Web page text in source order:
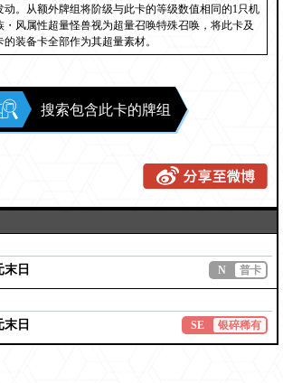
动。从额外牌组将阶级与此卡的等级数值相同的1只机
・风属性超量怪兽视为超量召唤特殊召唤，将此卡及
的装备卡全部作为其超量素材。
搜索包含此卡的牌组
末日 N 普卡
末日 SE 银碎稀有